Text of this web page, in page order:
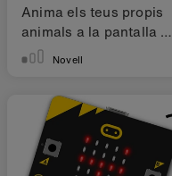
Anima els teus propis
animals a la pantalla de
la micro:bit
Novell